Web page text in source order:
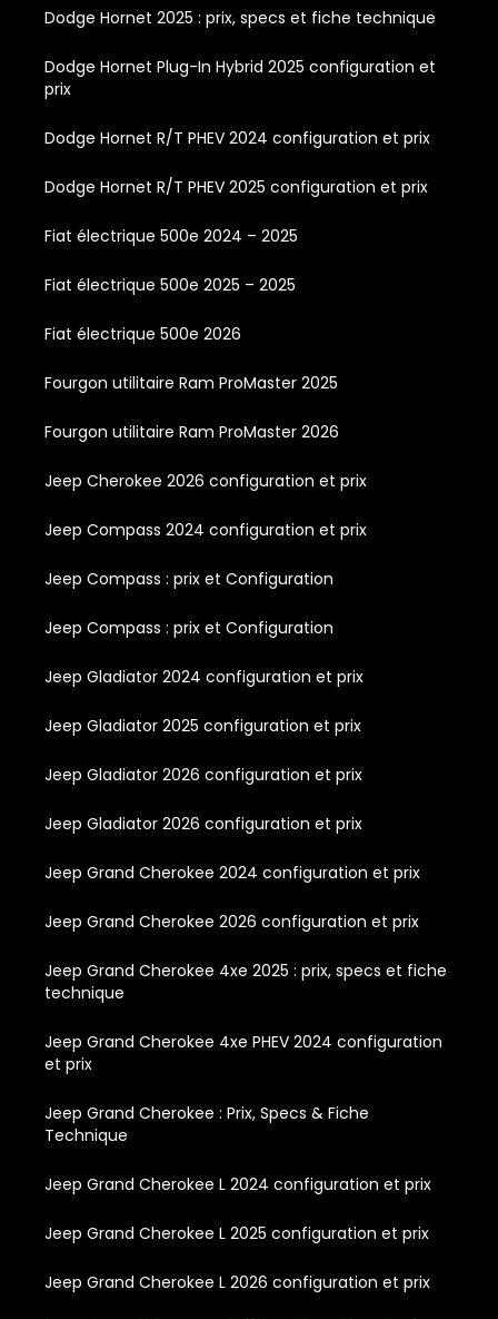
Dodge Hornet 2025 : prix, specs et fiche technique
Dodge Hornet Plug-In Hybrid 2025 configuration et
prix
Dodge Hornet R/T PHEV 2024 configuration et prix
Dodge Hornet R/T PHEV 2025 configuration et prix
Fiat électrique 500e 2024 – 2025
Fiat électrique 500e 2025 – 2025
Fiat électrique 500e 2026
Fourgon utilitaire Ram ProMaster 2025
Fourgon utilitaire Ram ProMaster 2026
Jeep Cherokee 2026 configuration et prix
Jeep Compass 2024 configuration et prix
Jeep Compass : prix et Configuration
Jeep Compass : prix et Configuration
Jeep Gladiator 2024 configuration et prix
Jeep Gladiator 2025 configuration et prix
Jeep Gladiator 2026 configuration et prix
Jeep Gladiator 2026 configuration et prix
Jeep Grand Cherokee 2024 configuration et prix
Jeep Grand Cherokee 2026 configuration et prix
Jeep Grand Cherokee 4xe 2025 : prix, specs et fiche
technique
Jeep Grand Cherokee 4xe PHEV 2024 configuration
et prix
Jeep Grand Cherokee : Prix, Specs & Fiche
Technique
Jeep Grand Cherokee L 2024 configuration et prix
Jeep Grand Cherokee L 2025 configuration et prix
Jeep Grand Cherokee L 2026 configuration et prix